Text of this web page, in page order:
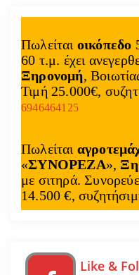
Πωλείται οικόπεδο
60 τ.μ. έχει
Ξηρονομή,
Τιμή 25.000€,
6946464125
Πωλείται
«ΣΥΝΟΡΕΖΑ»,
με σιτηρά.
14.500 €,
Like &